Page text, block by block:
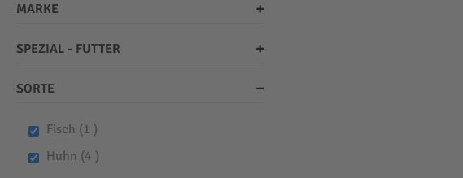
MARKE
SPEZIAL - FUTTER
SORTE
Fisch 1 item
Huhn 4 items